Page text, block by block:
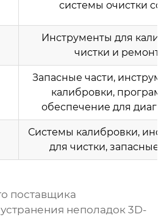
системы очистки
Инструменты для
чистки и
Запасные части,
калибровки,
обеспечение для
Системы калибровки,
для чистки, запасные
поставщика
неполадок 3D-